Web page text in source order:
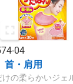
04
・肩用
の柔らかいジェ